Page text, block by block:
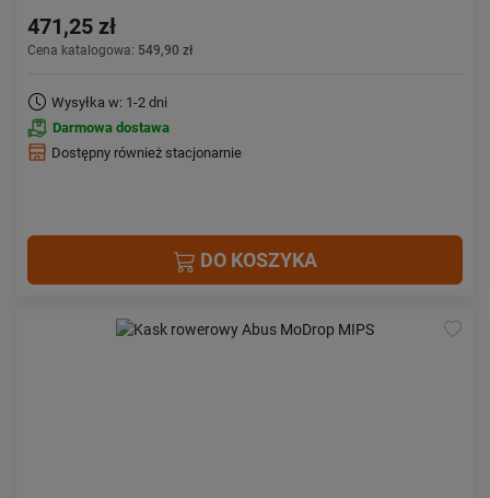
471,25 zł
Cena katalogowa: 549,90 zł
Wysyłka w: 1-2 dni
Darmowa dostawa
Dostępny również stacjonarnie
DO KOSZYKA